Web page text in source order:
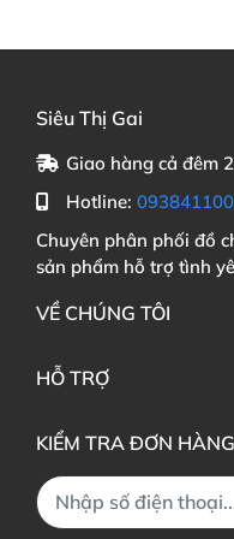
Siêu Thị Gai
Giao hàng cả đêm
Hotline:
Chuyên phân phối đồ
sản phẩm hỗ trợ tình
VỀ CHÚNG TÔI
HỖ TRỢ
KIỂM TRA ĐƠN HÀNG